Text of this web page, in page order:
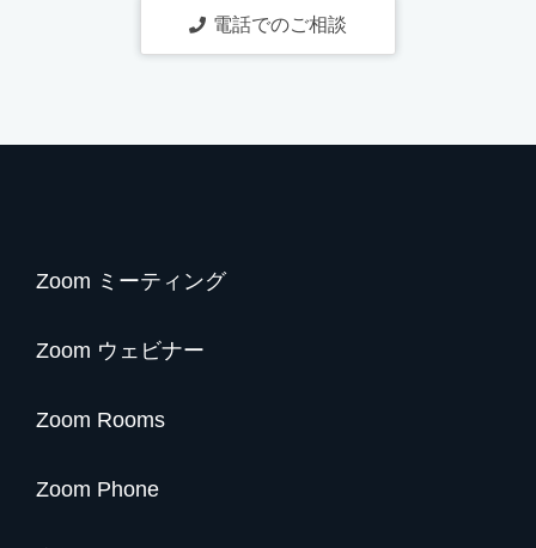
電話でのご相談
Zoom ミーティング
Zoom ウェビナー
Zoom Rooms
Zoom Phone